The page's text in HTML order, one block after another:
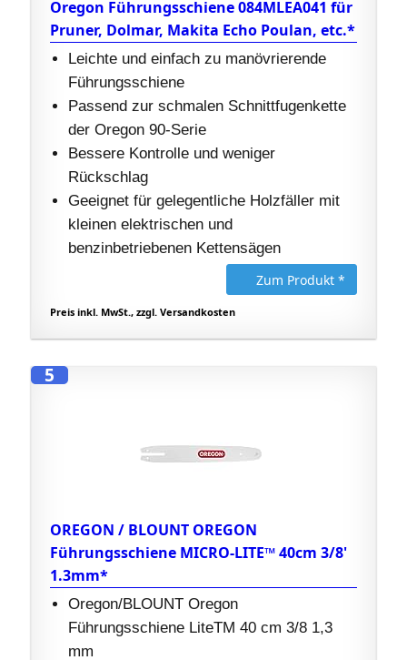
Oregon Führungsschiene 084MLEA041 für
Pruner, Dolmar, Makita Echo Poulan, etc.*
Leichte und einfach zu manövrierende
Führungsschiene
Passend zur schmalen Schnittfugenkette
der Oregon 90-Serie
Bessere Kontrolle und weniger
Rückschlag
Geeignet für gelegentliche Holzfäller mit
kleinen elektrischen und
benzinbetriebenen Kettensägen
Zum Produkt *
Preis inkl. MwSt., zzgl. Versandkosten
5
OREGON / BLOUNT OREGON
Führungsschiene MICRO-LITE™ 40cm 3/8'
1.3mm*
Oregon/BLOUNT Oregon
Führungsschiene LiteTM 40 cm 3/8 1,3
mm